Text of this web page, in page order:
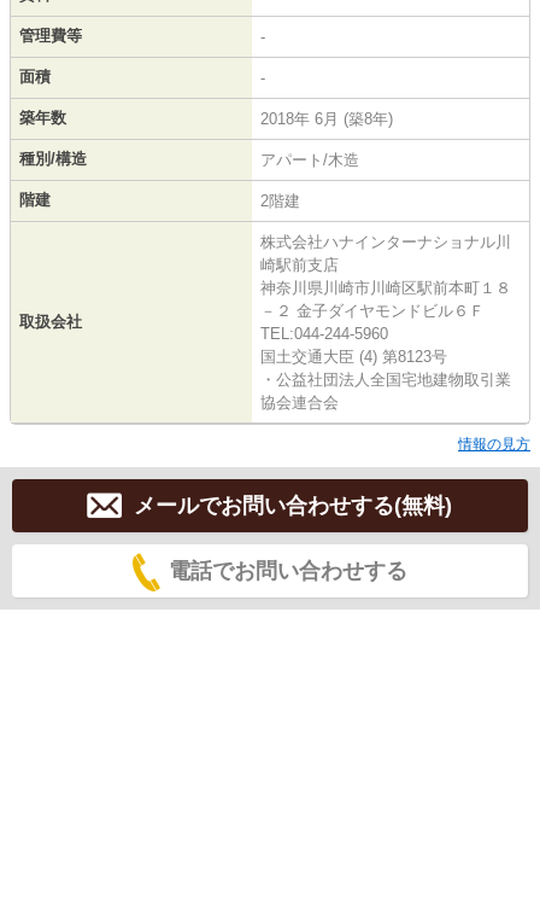
管理費等 -
面積 -
築年数 2018年 6月 (築8年)
種別/構造 アパート/木造
階建 2階建
取扱会社
株式会社ハナインターナショナル川
崎駅前支店
神奈川県川崎市川崎区駅前本町１８
－２ 金子ダイヤモンドビル６Ｆ
TEL:044-244-5960
国土交通大臣 (4) 第8123号
・公益社団法人全国宅地建物取引業
協会連合会
情報の見方
メールでお問い合わせする(無料)
電話でお問い合わせする